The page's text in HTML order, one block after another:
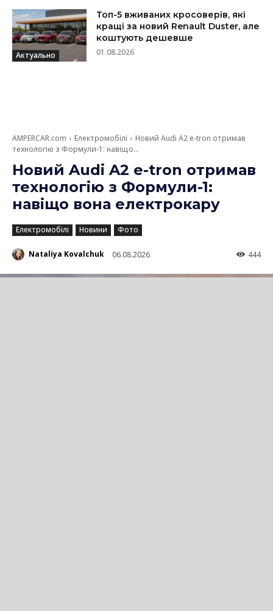
Актуально
Топ-5 вживаних кросоверів, які
кращі за новий Renault Duster, але
коштують дешевше
01.08.2026